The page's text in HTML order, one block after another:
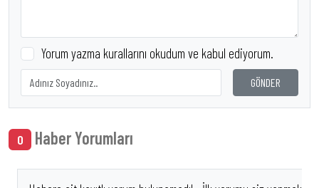
Yorum yazma kurallarını okudum ve kabul ediyorum.
GÖNDER
0 Haber Yorumları